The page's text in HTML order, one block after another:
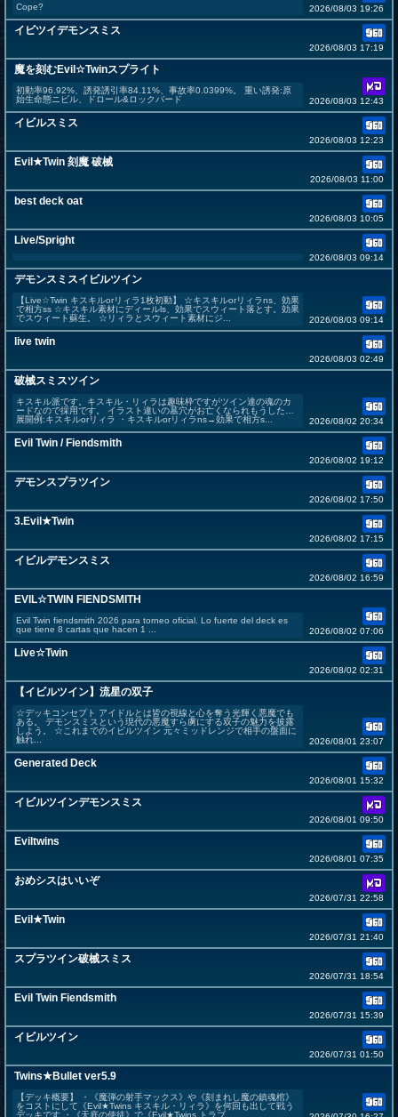
Cope? 2026/08/03 19:26
イビツイデモンスミス
2026/08/03 17:19
魔を刻むEvil☆Twinスプライト
初動率96.92%、誘発誘引率84.11%、事故率0.0399%。 重い誘発:原
始生命態ニビル、ドロール&ロックバード
2026/08/03 12:43
イビルスミス
2026/08/03 12:23
Evil★Twin 刻魔 破械
2026/08/03 11:00
best deck oat
2026/08/03 10:05
Live/Spright
2026/08/03 09:14
デモンスミスイビルツイン
【Live☆Twin キスキルorリィラ1枚初動】 ☆キスキルorリィラns、効果
で相方ss ☆キスキル素材にディールls、効果でスウィート落とす。効果
でスウィート蘇生。 ☆リィラとスウィート素材にジ...
2026/08/03 09:14
live twin
2026/08/03 02:49
破械スミスツイン
キスキル派です。キスキル・リィラは趣味枠ですがツイン達の魂のカ
ードなので採用です。 イラスト違いの墓穴がお亡くなられもうした…
展開例:キスキルorリィラ ・キスキルorリィラns→効果で相方s...
2026/08/02 20:34
Evil Twin / Fiendsmith
2026/08/02 19:12
デモンスプラツイン
2026/08/02 17:50
3.Evil★Twin
2026/08/02 17:15
イビルデモンスミス
2026/08/02 16:59
EVIL☆TWIN FIENDSMITH
Evil Twin fiendsmith 2026 para torneo oficial. Lo fuerte del deck es
que tiene 8 cartas que hacen 1 ...
2026/08/02 07:06
Live☆Twin
2026/08/02 02:31
【イビルツイン】流星の双子
☆デッキコンセプト アイドルとは皆の視線と心を奪う光輝く悪魔でも
ある。 デモンスミスという現代の悪魔すら虜にする双子の魅力を披露
しよう。 ☆これまでのイビルツイン 元々ミッドレンジで相手の盤面に
触れ...
2026/08/01 23:07
Generated Deck
2026/08/01 15:32
イビルツインデモンスミス
2026/08/01 09:50
Eviltwins
2026/08/01 07:35
おめシスはいいぞ
2026/07/31 22:58
Evil★Twin
2026/07/31 21:40
スプラツイン破械スミス
2026/07/31 18:54
Evil Twin Fiendsmith
2026/07/31 15:39
イビルツイン
2026/07/31 01:50
Twins★Bullet ver5.9
【デッキ概要】 ・《魔弾の射手マックス》や《刻まれし魔の鎮魂棺》
をコストにして《Evil★Twins キスキル・リィラ》を何回も出して戦う
デッキです ・《天底の使徒》で《Evil★Twins トラブ...